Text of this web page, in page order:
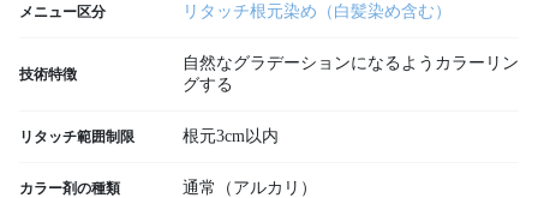
メニュー区分 リタッチ根元染め（白髪染め含む）
技術特徴
自然なグラデーションになるようカラーリン
グする
リタッチ範囲制限 根元3cm以内
カラー剤の種類 通常（アルカリ）